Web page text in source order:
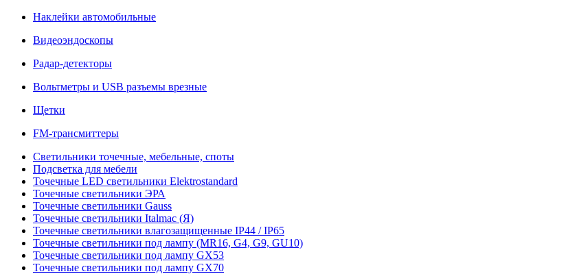
Наклейки автомобильные
Видеоэндоскопы
Радар-детекторы
Вольтметры и USB разъемы врезные
Щетки
FM-трансмиттеры
Светильники точечные, мебельные, споты
Подсветка для мебели
Точечные LED светильники Elektrostandard
Точечные светильники ЭРА
Точечные светильники Gauss
Точечные светильники Italmac (Я)
Точечные светильники влагозащищенные IP44 / IP65
Точечные светильники под лампу (MR16, G4, G9, GU10)
Точечные светильники под лампу GX53
Точечные светильники под лампу GX70